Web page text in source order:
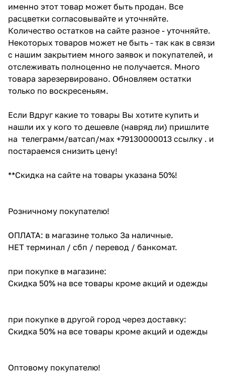
именно этот товар может быть продан. Все
расцветки согласовывайте и уточняйте.
Количество остатков на сайте разное - уточняйте.
Некоторых товаров может не быть - так как в связи
с нашим закрытием много заявок и покупателей, и
отслеживать полноценно не получается. Много
товара зарезервировано. Обновляем остатки
только по воскресеньям.
Если Вдруг какие то товары Вы хотите купить и
нашли их у кого то дешевле (навряд ли) пришлите
на телеграмм/ватсап/мах +79130000013 ссылку . и
постараемся снизить цену!
**Скидка на сайте на товары указана 50%!
Розничному покупателю!
ОПЛАТА: в магазине только За наличные.
НЕТ терминал / сбп / перевод / банкомат.
при покупке в магазине:
Скидка 50% на все товары кроме акций и одежды
при покупке в другой город через доставку:
Скидка 50% на все товары кроме акций и одежды
Оптовому покупателю!